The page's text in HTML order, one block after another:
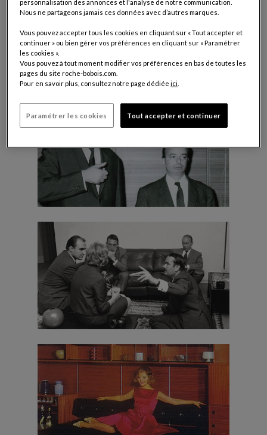
de développement de l'entreprise. Ils se lancent dans la
distribution des meilleurs spécialistes du mobilier contemporain
ou Airbome, mais également dans l'édition des projets de
designers renommés tels que Pierre Paulin ou Marc Berthier. A
cette époque, les Chouchan vendent leurs meubles à Paris,
Boulevard Sébastopol "Au Beau Bois" (qui deviendra Bobois).
personnalisation des annonces et l'analyse de notre communication.
Nous ne partageons jamais ces données avec d’autres marques.
Vous pouvez accepter tous les cookies en cliquant sur « Tout accepter et
continuer » ou bien gérer vos préférences en cliquant sur « Paramétrer
les cookies ».
Vous pouvez à tout moment modifier vos préférences en bas de toutes les
pages du site roche-bobois.com.
Pour en savoir plus, consultez notre page dédiéeici
Paramétrer les cookies Tout accepter et continuer